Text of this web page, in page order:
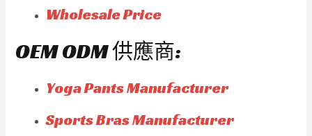
Wholesale Price
OEM ODM 供應商:
Yoga Pants Manufacturer
Sports Bras Manufacturer